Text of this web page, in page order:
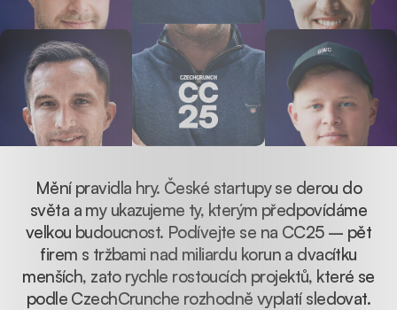
Mění pravidla hry. České startupy se derou do
světa a my ukazujeme ty, kterým předpovídáme
velkou budoucnost. Podívejte se na CC25 – pět
firem s tržbami nad miliardu korun a dvacítku
menších, zato rychle rostoucích projektů, které se
podle CzechCrunche rozhodně vyplatí sledovat.